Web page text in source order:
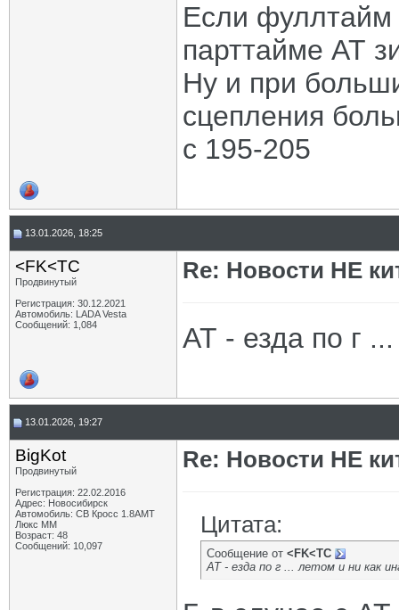
Если фуллтайм
парттайме АТ
Ну и при
сцепления
с 195-205
13.01.2026, 18:25
<FK<TC
Продвинутый
Регистрация: 30.12.2021
Автомобиль: LADA Vesta
Сообщений: 1,084
Re: Новости НЕ
АТ - езда по г
13.01.2026, 19:27
BigKot
Продвинутый
Регистрация: 22.02.2016
Адрес: Новосибирск
Автомобиль: СВ Кросс 1.8АМТ
Люкс ММ
Возраст: 48
Сообщений: 10,097
Re: Новости НЕ
Цитата:
Сообщение от <FK<TC
АТ - езда по г ... летом и ни как